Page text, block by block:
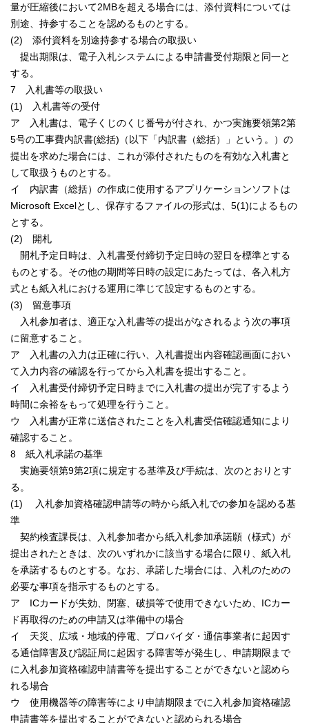
量が圧縮後において2MBを超える場合には、添付資料については
別途、持参することを認めるものとする。
(2) 添付資料を別途持参する場合の取扱い
提出期限は、電子入札システムによる申請書受付期限と同一と
する。
7 入札書等の取扱い
(1) 入札書等の受付
ア 入札書は、電子くじのくじ番号が付され、かつ実施要領第2第
5号の工事費内訳書(総括)（以下「内訳書（総括）」という。）の
提出を求めた場合には、これが添付されたものを有効な入札書と
して取扱うものとする。
イ 内訳書（総括）の作成に使用するアプリケーションソフトは
Microsoft Excelとし、保存するファイルの形式は、5(1)によるもの
とする。
(2) 開札
開札予定日時は、入札書受付締切予定日時の翌日を標準とする
ものとする。その他の期間等日時の設定にあたっては、各入札方
式とも紙入札における運用に準じて設定するものとする。
(3) 留意事項
入札参加者は、適正な入札書等の提出がなされるよう次の事項
に留意すること。
ア 入札書の入力は正確に行い、入札書提出内容確認画面におい
て入力内容の確認を行ってから入札書を提出すること。
イ 入札書受付締切予定日時までに入札書の提出が完了するよう
時間に余裕をもって処理を行うこと。
ウ 入札書が正常に送信されたことを入札書受信確認通知により
確認すること。
8 紙入札承諾の基準
実施要領第9第2項に規定する基準及び手続は、次のとおりとす
る。
(1) 入札参加資格確認申請等の時から紙入札での参加を認める基
準
契約検査課長は、入札参加者から紙入札参加承諾願（様式）が
提出されたときは、次のいずれかに該当する場合に限り、紙入札
を承諾するものとする。なお、承諾した場合には、入札のための
必要な事項を指示するものとする。
ア ICカードが失効、閉塞、破損等で使用できないため、ICカー
ド再取得のための申請又は準備中の場合
イ 天災、広域・地域的停電、プロバイダ・通信事業者に起因す
る通信障害及び認証局に起因する障害等が発生し、申請期限まで
に入札参加資格確認申請書等を提出することができないと認めら
れる場合
ウ 使用機器等の障害等により申請期限までに入札参加資格確認
申請書等を提出することができないと認められる場合